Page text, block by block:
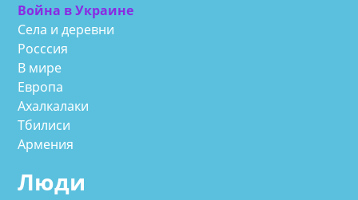
Война в Украине
Села и деревни
Росссия
В мире
Европа
Ахалкалаки
Тбилиси
Армения
Люди